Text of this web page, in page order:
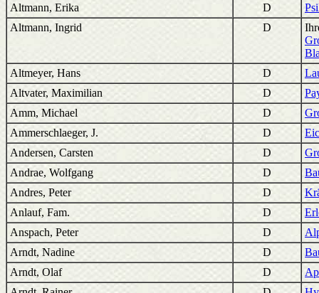
Altmann, Erika
D
Altmann, Ingrid
D
Altmeyer, Hans
D
Altvater, Maximilian
D
Amm, Michael
D
Ammerschlaeger, J.
D
Andersen, Carsten
D
Andrae, Wolfgang
D
Andres, Peter
D
Anlauf, Fam.
D
Anspach, Peter
D
Arndt, Nadine
D
Arndt, Olaf
D